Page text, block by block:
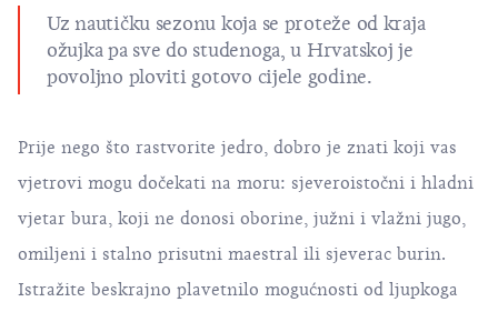
Uz nautičku sezonu koja se proteže od kraja
ožujka pa sve do studenoga, u Hrvatskoj je
povoljno ploviti gotovo cijele godine.
Prije nego što rastvorite jedro, dobro je znati koji vas
vjetrovi mogu dočekati na moru: sjeveroistočni i hladni
vjetar bura, koji ne donosi oborine, južni i vlažni jugo,
omiljeni i stalno prisutni maestral ili sjeverac burin.
Istražite beskrajno plavetnilo mogućnosti od ljupkoga